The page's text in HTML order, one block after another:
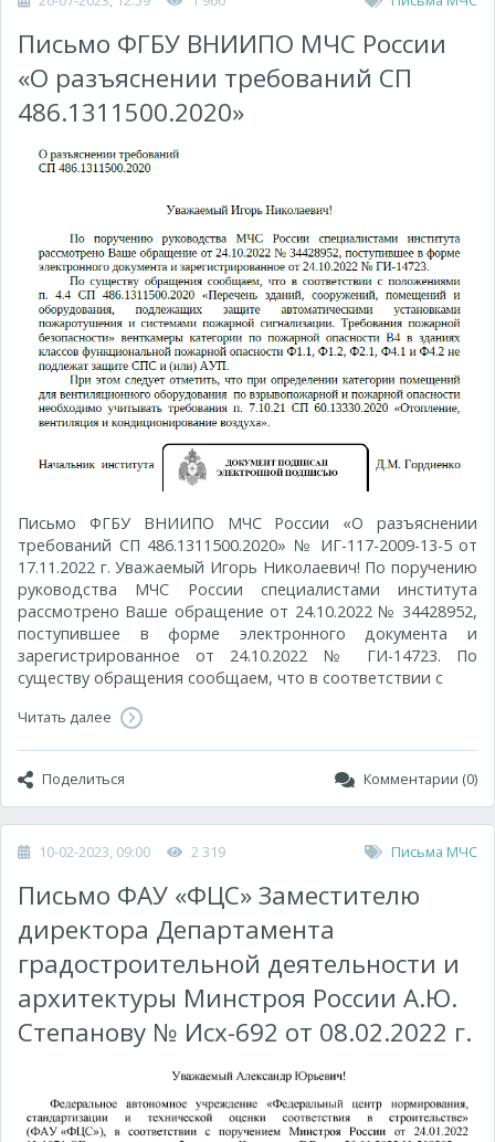
Письмо ФГБУ ВНИИПО МЧС России
«О разъяснении требований СП
486.1311500.2020»
Письмо ФГБУ ВНИИПО МЧС России «О разъяснении
требований СП 486.1311500.2020» № ИГ-117-2009-13-5 от
17.11.2022 г. Уважаемый Игорь Николаевич! По поручению
руководства МЧС России специалистами института
рассмотрено Ваше обращение от 24.10.2022 № 34428952,
поступившее в форме электронного документа и
зарегистрированное от 24.10.2022 № ГИ-14723. По
существу обращения сообщаем, что в соответствии с
Читать далее
Поделиться Комментарии (0)
10-02-2023, 09:00 2 319 Письма МЧС
Письмо ФАУ «ФЦС» Заместителю
директора Департамента
градостроительной деятельности и
архитектуры Минстроя России А.Ю.
Степанову № Исх-692 от 08.02.2022 г.